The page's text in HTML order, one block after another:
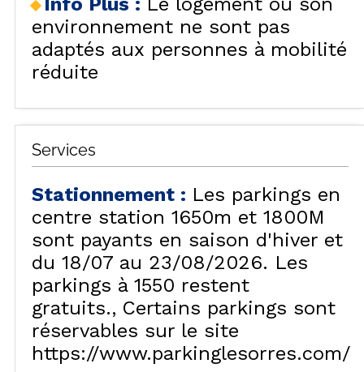
environnement ne sont pas
adaptés aux personnes à mobilité
réduite
Services
Stationnement : Les parkings en
centre station 1650m et 1800M
sont payants en saison d'hiver et
du 18/07 au 23/08/2026. Les
parkings à 1550 restent
gratuits.
Certains parkings sont
réservables sur le site
https://www.parkinglesorres.com/